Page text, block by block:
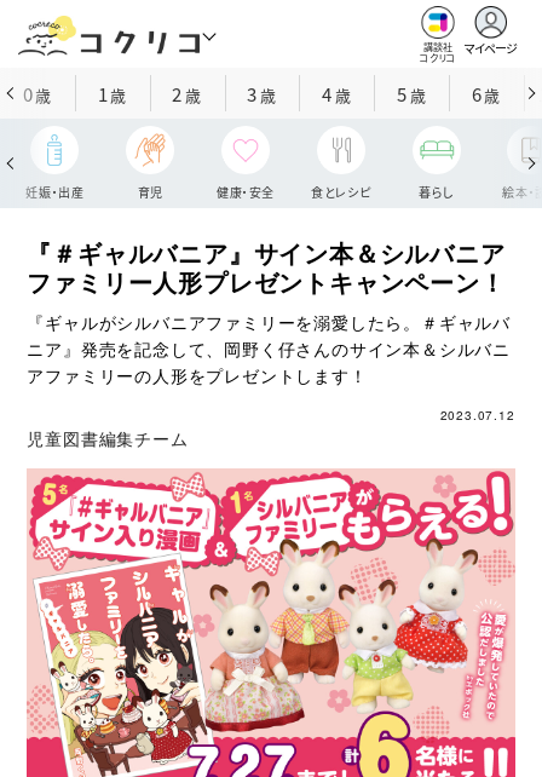
講談社
コクリコ
マイページ
0歳 1歳 2 歳 3歳 4歳 5歳 6歳
妊娠・出産 育児 健康・安全 食とレシピ 暮らし 絵本・
『＃ギャルバニア』サイン本＆シルバニア
ファミリー人形プレゼントキャンペーン！
『ギャルがシルバニアファミリーを溺愛したら。＃ギャルバ
ニア』発売を記念して、岡野く仔さんのサイン本＆シルバニ
アファミリーの人形をプレゼントします！
2023.07.12
児童図書編集チーム